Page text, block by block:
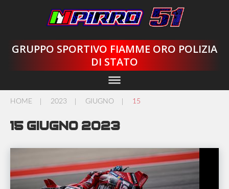
GRUPPO SPORTIVO FIAMME ORO POLIZIA
DI STATO
dehaze
HOME
/
2023
/
GIUGNO
/
15
15 Giugno 2023